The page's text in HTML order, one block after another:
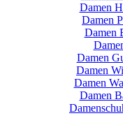
Damen
Damen
Damen
Damen
Damen
Damen
Damen